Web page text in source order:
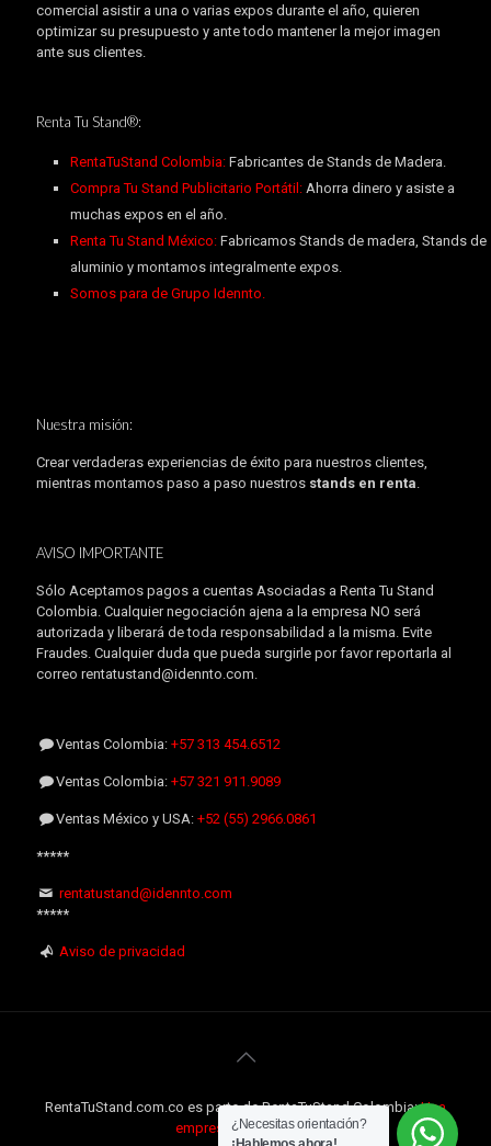
comercial asistir a una o varias expos durante el año, quieren
optimizar su presupuesto y ante todo mantener la mejor imagen
ante sus clientes.
Renta Tu Stand®:
RentaTuStand Colombia: Fabricantes de Stands de Madera.
Compra Tu Stand Publicitario Portátil:Ahorra dinero y asiste a
muchas expos en el año.
Renta Tu Stand México:Fabricamos Stands de madera, Stands de
aluminio y montamos integralmente expos.
Somos para de Grupo Idennto.
Nuestra misión:
Crear verdaderas experiencias de éxito para nuestros clientes,
mientras montamos paso a paso nuestros stands en renta.
AVISO IMPORTANTE
Sólo Aceptamos pagos a cuentas Asociadas a Renta Tu Stand
Colombia. Cualquier negociación ajena a la empresa NO será
autorizada y liberará de toda responsabilidad a la misma. Evite
Fraudes. Cualquier duda que pueda surgirle por favor reportarla al
correo rentatustand@idennto.com.
Ventas Colombia:+57 313 454.6512
Ventas Colombia:+57 321 911.9089
Ventas México y USA:+52 (55) 2966.0861
*****
rentatustand@idennto.com
*****
Aviso de privacidad
RentaTuStand.com.co es parte de RentaTuStand Colombia:Una
empresa Internacional
¿Necesitas orientación?